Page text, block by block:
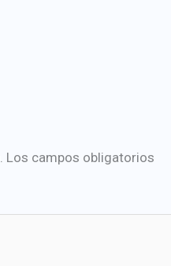
Los campos obligatorios